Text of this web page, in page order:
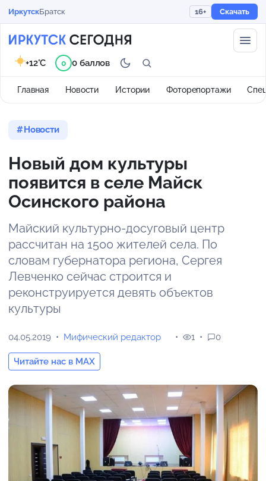
ИркутскБратск 16+ Скачать
Главная Новости Истории Фоторепортажи
+12°C 0 0 баллов
Новости
Новый дом культуры
появится в селе Майск
Осинского района
Майский культурно-досуговый центр
рассчитан на 1500 жителей села. По
словам губернатора региона, Сергея
Левченко сейчас строится и
реконструируется девять объектов
культуры
04.05.2019 Мифический редактор
Читайте нас в MAX
1 0